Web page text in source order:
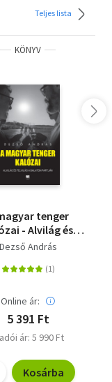
Teljes lista
KÖNYV
tenger
- Alvilág és
a Balaton
Dezső András
Online ár:
5 391 Ft
ár: 5 990 Ft
Kosárba